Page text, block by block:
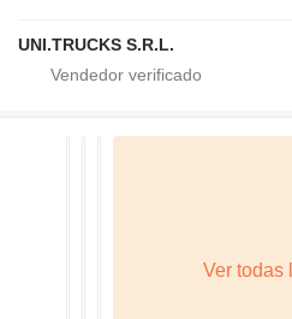
UNI.TRUCKS S.R.L.